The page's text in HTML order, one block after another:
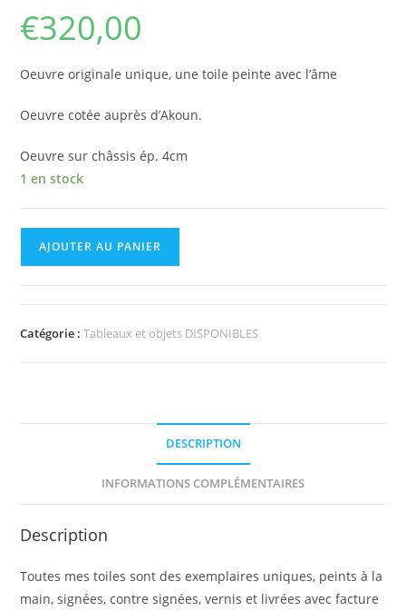
€320,00
Oeuvre originale unique, une toile peinte avec l’âme
Oeuvre cotée auprès d’Akoun.
Oeuvre sur châssis ép. 4cm
1 en stock
AJOUTER AU PANIER
Catégorie :Tableaux et objets DISPONIBLES
DESCRIPTION
INFORMATIONS COMPLÉMENTAIRES
Description
Toutes mes toiles sont des exemplaires uniques, peints à la
main, signées, contre signées, vernis et livrées avec facture